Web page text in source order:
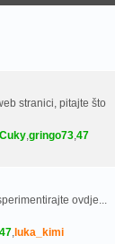
stranici, pitajte što
Cuky,gringo73,47
ovdje...
47,luka_kimi